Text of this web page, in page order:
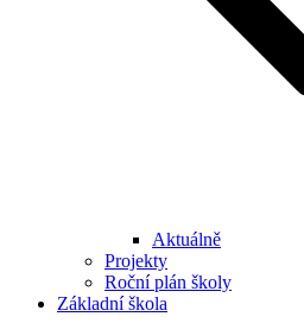
Aktuálně
Projekty
Roční plán školy
Základní škola